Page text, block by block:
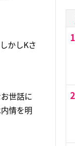
かしKさ
世話に
情を明